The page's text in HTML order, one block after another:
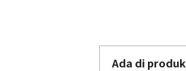
Ada di produk